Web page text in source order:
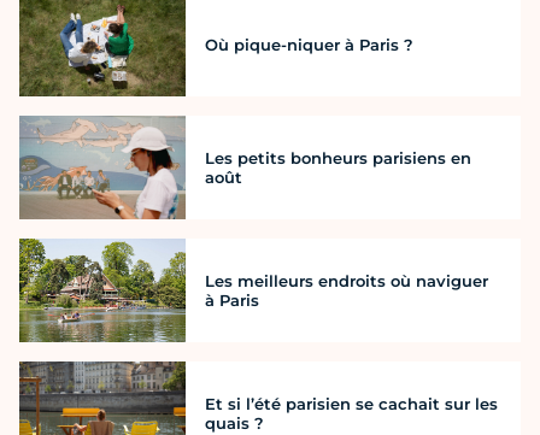
Où pique-niquer à Paris ?
Les petits bonheurs parisiens en
août
Les meilleurs endroits où naviguer
à Paris
Et si l’été parisien se cachait sur les
quais ?